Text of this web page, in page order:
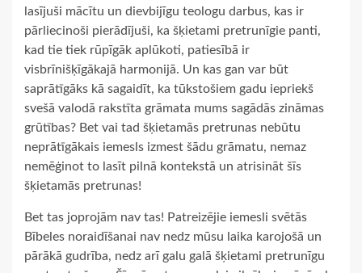
lasījuši mācītu un dievbijīgu teologu darbus, kas ir
pārliecinoši pierādījuši, ka šķietami pretrunīgie panti,
kad tie tiek rūpīgāk aplūkoti, patiesībā ir
visbrīnišķīgākajā harmonijā. Un kas gan var būt
saprātīgāks kā sagaidīt, ka tūkstošiem gadu iepriekš
svešā valodā rakstīta grāmata mums sagādās zināmas
grūtības? Bet vai tad šķietamās pretrunas nebūtu
neprātīgākais iemesls izmest šādu grāmatu, nemaz
nemēģinot to lasīt pilnā kontekstā un atrisināt šīs
šķietamās pretrunas!
Bet tas joprojām nav tas! Patreizējie iemesli svētās
Bībeles noraidīšanai nav nedz mūsu laika karojošā un
pārākā gudrība, nedz arī galu galā šķietami pretrunīgu